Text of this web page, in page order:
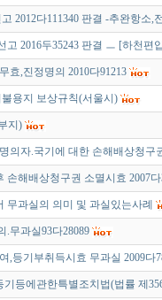
고 2012다111340 판결 -추완항소,
고 2016두35243 판결 ㅡ [하천편
효,진정명의 2010다91213
용지 보상규칙(서울시)
지)
의자.국기에 대한 손해배상청
손해배상청구권 소멸시효 2007
무과실의 의미 및 과실있는사례
.무과실93다28089
,등기부취득시효 무과실 2009다
등에관한특별조치법(법률 제